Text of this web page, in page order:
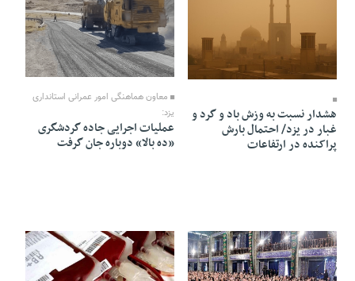
هشدار نسبت به وزش باد و گرد و
غبار در یزد/ احتمال بارش
پراکنده در ارتفاعات
13 Mordad 1405 - 11:31
معاون هماهنگی امور عمرانی استانداری
یزد:
عملیات اجرایی جاده گردشگری
«ده بالا‌» دوباره جان گرفت